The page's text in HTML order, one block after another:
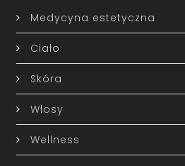
Medycyna estetyczna
Ciało
Skóra
Włosy
Wellness